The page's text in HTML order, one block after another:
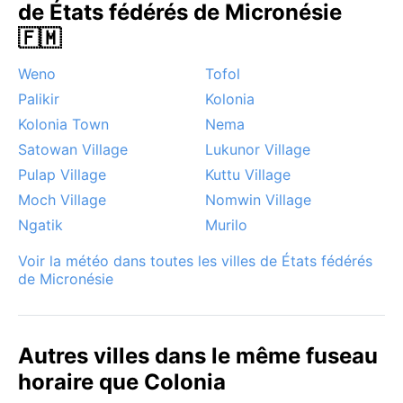
Les tempêtes soudaines et les inondations côtières
sont aussi à surveiller. Malgré ces aléas, l’atmosphère
alizée et les eaux chaudes rendent Colonia agréable
en toute saison pour les voyageurs curieux de météo.
de États fédérés de Micronésie
🇫🇲
Weno
Tofol
Palikir
Kolonia
Kolonia Town
Nema
Satowan Village
Lukunor Village
Pulap Village
Kuttu Village
Moch Village
Nomwin Village
Ngatik
Murilo
Voir la météo dans toutes les villes de États fédérés
de Micronésie
Autres villes dans le même fuseau
horaire que Colonia